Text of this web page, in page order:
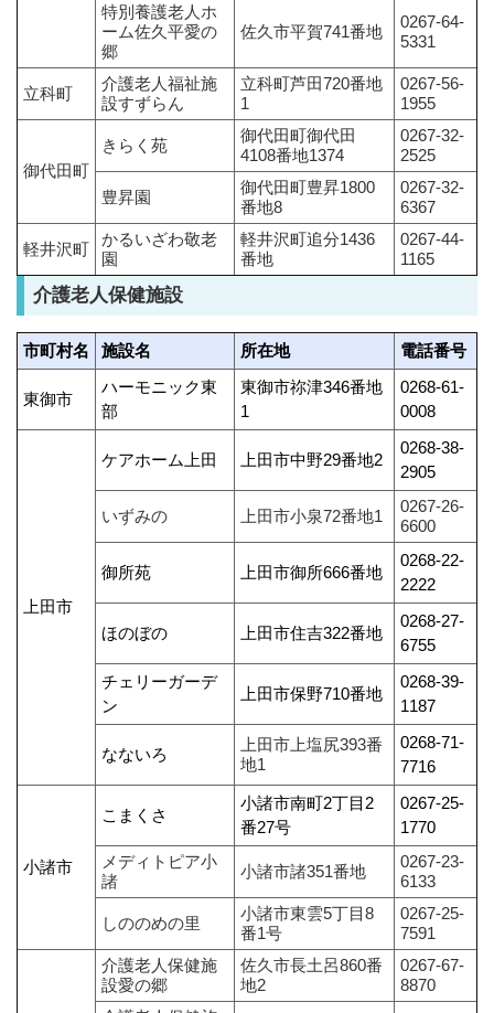
特別養護老人ホ
ーム佐久平愛の
郷
佐久市平賀741番地
0267-64-
5331
立科町
介護老人福祉施
設すずらん
立科町芦田720番地
1
0267-56-
1955
御代田町
きらく苑
御代田町御代田
4108番地1374
0267-32-
2525
豊昇園
御代田町豊昇1800
番地8
0267-32-
6367
軽井沢町
かるいざわ敬老
園
軽井沢町追分1436
番地
0267-44-
1165
介護老人保健施設
市町村名 施設名 所在地 電話番号
東御市
ハーモニック東
部
東御市祢津346番地
1
0268-61‐
0008
上田市
ケアホーム上田 上田市中野29番地2
0268-38‐
2905
いずみの 上田市小泉72番地1
0267-26-
6600
御所苑 上田市御所666番地
0268-22‐
2222
ほのぼの 上田市住吉322番地
0268-27‐
6755
チェリーガーデ
ン
上田市保野710番地
0268-39‐
1187
なないろ
上田市上塩尻393番
地1
0268-71-
7716
小諸市
こまくさ
小諸市南町2丁目2
番27号
0267‐25‐
1770
メディトピア小
諸
小諸市諸351番地
0267-23-
6133
しののめの里
小諸市東雲5丁目8
番1号
0267-25-
7591
介護老人保健施
設愛の郷
佐久市長土呂860番
地2
0267-67-
8870